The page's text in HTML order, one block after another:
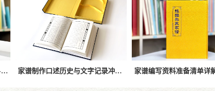
女性成员入谱标准争议解决方案-规范修谱实现家族共识 家谱制作口述历史与文字记录冲突如何解决-权威修谱方法解析